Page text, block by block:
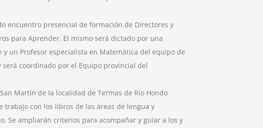
encuentro presencial de formación de Directores y
para Aprender. El mismo será dictado por una
y un Profesor especialista en Matemática del equipo de
coordinado por el Equipo provincial del
Martín de la localidad de Termas de Río Hondo
trabajo con los libros de las áreas de lengua y
Se ampliarán criterios para acompañar y guiar a los y